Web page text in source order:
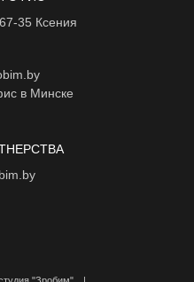
35 Ксения
в Минске